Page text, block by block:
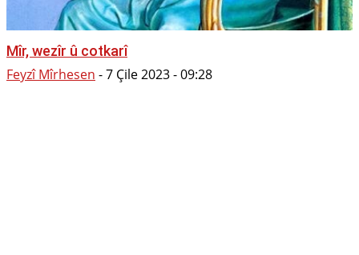
Mîr, wezîr û cotkarî
Feyzî Mîrhesen -7 Çile 2023 - 09:28